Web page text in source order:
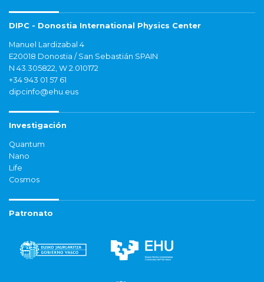
DIPC - Donostia International Physics Center
Manuel Lardizabal 4
E20018 Donostia / San Sebastián SPAIN
N 43.305822, W 2.010172
+34 943 01 57 61
dipcinfo@ehu.eus
Investigación
Quantum
Nano
Life
Cosmos
Patronato